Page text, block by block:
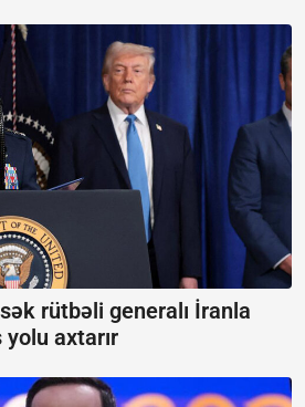
rütbəli generalı İranla
yolu axtarır